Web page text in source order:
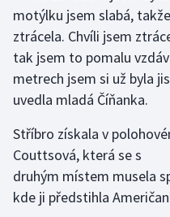
Ragby
Rychlobruslení
Short track
Sportovní střelba
motýlku jsem slabá,
ztrácela. Chvíli jsem
tak jsem to pomalu
metrech jsem si už byla
uvedla mladá Číňanka.
Stříbro získala v
Couttsová, která se s
druhým místem musela
kde ji předstihla